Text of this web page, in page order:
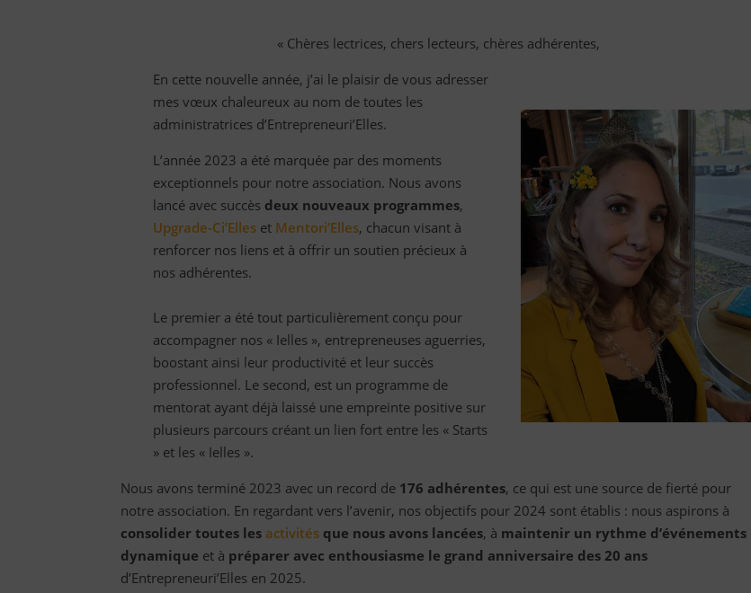
« Chères lectrices, chers lecteurs, chères adhérentes,
En cette nouvelle année, j’ai le plaisir de vous adresser
mes vœux chaleureux au nom de toutes les
administratrices d’Entrepreneuri’Elles.
L’année 2023 a été marquée par des moments
exceptionnels pour notre association. Nous avons
lancé avec succès deux nouveaux programmes,
Upgrade-Ci’Elles et Mentori’Elles, chacun visant à
renforcer nos liens et à offrir un soutien précieux à
nos adhérentes.
Le premier a été tout particulièrement conçu pour
accompagner nos « Ielles », entrepreneuses aguerries,
boostant ainsi leur productivité et leur succès
professionnel. Le second, est un programme de
mentorat ayant déjà laissé une empreinte positive sur
plusieurs parcours créant un lien fort entre les « Starts
» et les « Ielles ».
Nous avons terminé 2023 avec un record de 176 adhérentes, ce qui est une source de fierté pour
notre association. En regardant vers l’avenir, nos objectifs pour 2024 sont établis : nous aspirons à
consolider toutes les activités que nous avons lancées, à maintenir un rythme d’événements
dynamique et à préparer avec enthousiasme le grand anniversaire des 20 ans
d’Entrepreneuri’Elles en 2025.